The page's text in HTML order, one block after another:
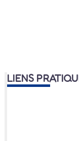
LIENS